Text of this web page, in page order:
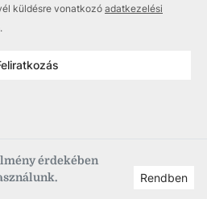
érdekében
Rendben
küldésre vonatkozó adatkezelési
Médiacentrum, fmc.hu